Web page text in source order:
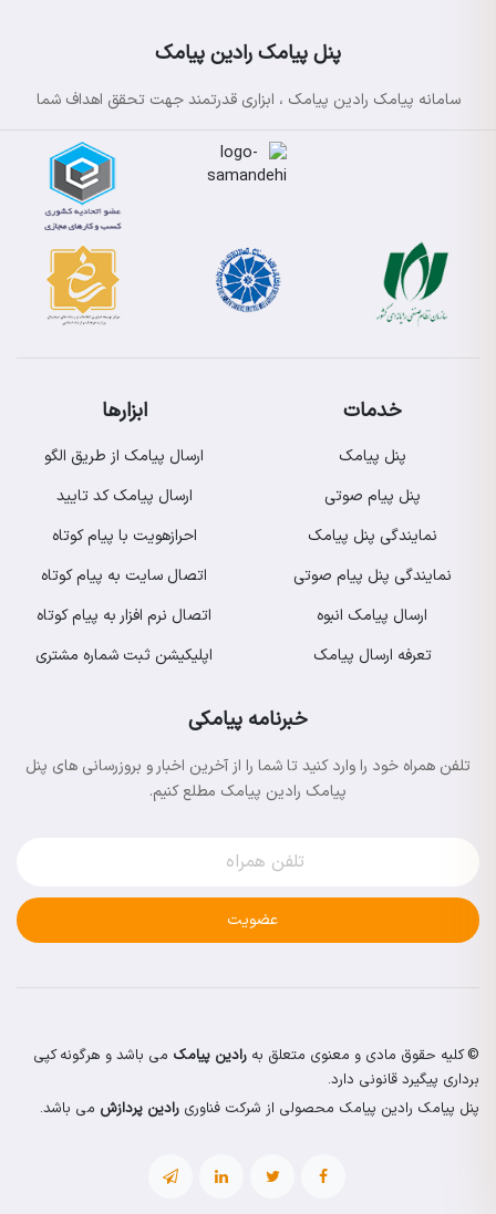
پنل پیامک رادین پیامک
سامانه پیامک رادین پیامک ، ابزاری قدرتمند جهت تحقق اهداف شما
خدمات
پنل پیامک
پنل پیام صوتی
نمایندگی پنل پیامک
نمایندگی پنل پیام صوتی
ارسال پیامک انبوه
تعرفه ارسال پیامک
ابزارها
ارسال پیامک از طریق الگو
ارسال پیامک کد تایید
احرازهویت با پیام کوتاه
اتصال سایت به پیام کوتاه
اتصال نرم افزار به پیام کوتاه
اپلیکیشن ثبت شماره مشتری
خبرنامه پیامکی
تلفن همراه خود را وارد کنید تا شما را از آخرین اخبار و بروزرسانی های پنل
پیامک رادین پیامک مطلع کنیم.
عضویت
© کلیه حقوق مادی و معنوی متعلق به رادین پیامک می باشد و هرگونه کپی
برداری پیگیرد قانونی دارد.
پنل پیامک رادین پیامک محصولی از شرکت فناوری رادین پردازش می باشد.